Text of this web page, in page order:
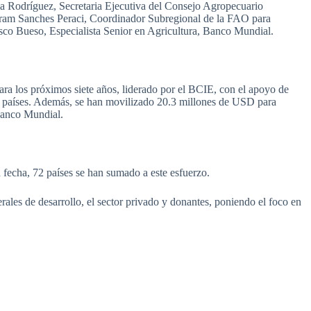
Secretaria Ejecutiva del Consejo Agropecuario
Sanches Peraci, Coordinador Subregional de la FAO para
Bueso, Especialista Senior en Agricultura, Banco Mundial.
los próximos siete años, liderado por el BCIE, con el apoyo de
Además, se han movilizado 20.3 millones de USD para
Mundial.
72 países se han sumado a este esfuerzo.
de desarrollo, el sector privado y donantes, poniendo el foco en